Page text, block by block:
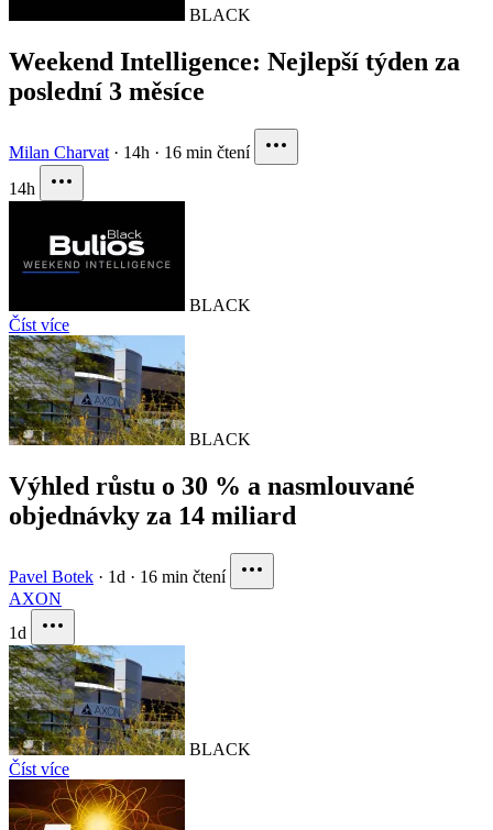
BLACK
Weekend Intelligence: Nejlepší týden za
poslední 3 měsíce
Milan Charvat · 14h · 16 min čtení
14h
BLACK
Číst více
BLACK
Výhled růstu o 30 % a nasmlouvané
objednávky za 14 miliard
Pavel Botek · 1d · 16 min čtení
AXON
1d
BLACK
Číst více